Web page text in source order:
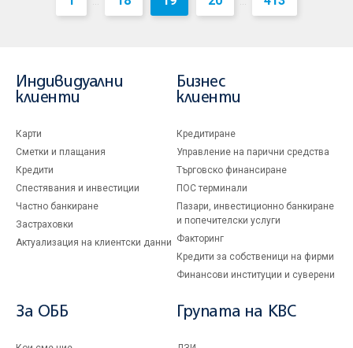
Индивидуални
клиенти
Карти
Сметки и плащания
Кредити
Спестявания и инвестиции
Частно банкиране
Застраховки
Актуализация на клиентски данни
Бизнес
клиенти
Кредитиране
Управление на парични средства
Търговско финансиране
ПОС терминали
Пазари, инвестиционно банкиране
и попечителски услуги
Факторинг
Кредити за собственици на фирми
Финансови институции и суверени
За ОББ Групата на KBC